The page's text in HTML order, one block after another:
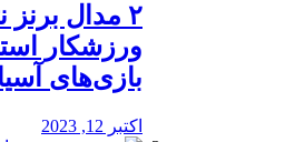
ورزشکار
بازی‌های
اکتبر 12, 2023